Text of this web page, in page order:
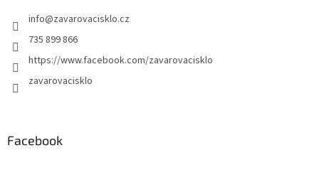
info@zavarovacisklo.cz
735 899 866
https://www.facebook.com/zavarovacisklo
zavarovacisklo
Facebook